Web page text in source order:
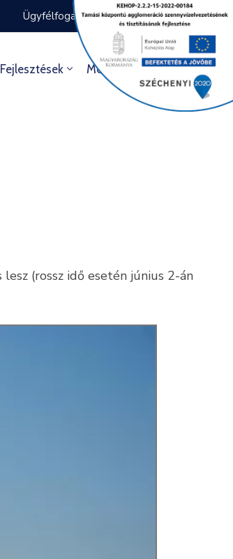
Ügyfélfogadás rendje Ügyintézés
Fejlesztések Média Kultúra
(rossz idő esetén június 2-án